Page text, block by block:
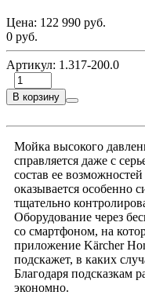
Цена: 122 990 руб.
0 руб.
Артикул: 1.317-200.0
В корзину
Мойка высокого
справляется даже с
состав ее
оказывается особенно
тщательно
Оборудование через
со смартфоном, на
приложение Kärcher
подскажет, в каких
Благодаря подсказкам
экономно.